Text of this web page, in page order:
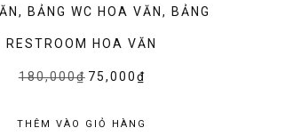
BẢNG WC HOA VĂN, BẢNG
RESTROOM HOA VĂN
180,000₫ Giá
là:
75,000₫Giá
THÊM VÀO GIỎ HÀNG